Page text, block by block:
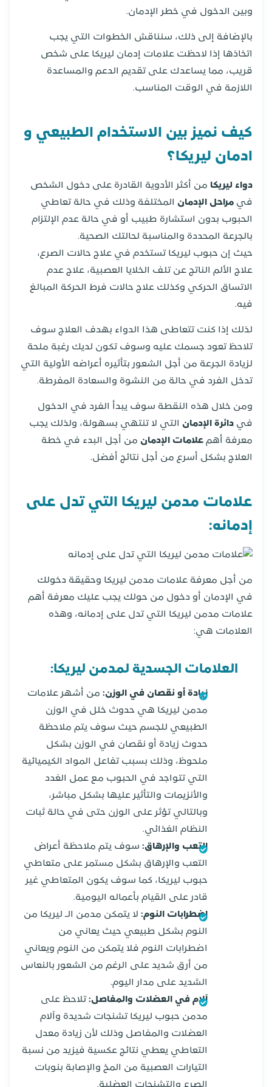
وبين الدخول في خطر الإدمان.
بالإضافة إلى ذلك، سنناقش الخطوات التي يجب
اتخاذها إذا لاحظت علامات إدمان ليريكا على شخص
قريب، مما يساعدك على تقديم الدعم والمساعدة
اللازمة في الوقت المناسب.
كيف نميز بين الاستخدام الطبيعي و
ادمان ليريكا؟
دواء ليريكا من أكثر الأدوية القادرة على دخول الشخص
في مراحل الإدمان المختلفة وذلك في حالة تعاطي
الحبوب بدون استشارة طبيب أو في حالة عدم الإلتزام
بالجرعة المحددة والمناسبة لحالتك الصحية.
حيث إن حبوب ليريكا تستخدم في علاج حالات الصرع،
علاج الألم الناتج عن تلف الخلايا العصبية، علاج عدم
الاتساق الحركي وكذلك علاج حالات فرط الحركة المبالغ
فيه.
لذلك إذا كنت تتعاطى هذا الدواء بهدف العلاج سوف
تلاحظ تعود جسمك عليه وسوف تكون لديك رغبة ملحة
لزيادة الجرعة من أجل الشعور بتأثيره أعراضه الأولية التي
تدخل الفرد في حالة من النشوة والسعادة المفرطة.
ومن خلال هذه النقطة سوف يبدأ الفرد في الدخول
في دائرة الإدمان التي لا تنتهي بسهولة، ولذلك يجب
معرفة أهم علامات الإدمان من أجل البدء في خطة
العلاج بشكل أسرع من أجل نتائج أفضل.
علامات مدمن ليريكا التي تدل على
إدمانه:
من أجل معرفة علامات مدمن ليريكا وحقيقة دخولك
في الإدمان أو دخول من حولك يجب عليك معرفة أهم
علامات مدمن ليريكا التي تدل على إدمانه، وهذه
العلامات هي:
العلامات الجسدية لمدمن ليريكا:
زيادة أو نقصان في الوزن:من أشهر علامات
مدمن ليريكا هي حدوث خلل في الوزن
الطبيعي للجسم حيث سوف يتم ملاحظة
حدوث زيادة أو نقصان في الوزن بشكل
ملحوظ، وذلك بسبب تفاعل المواد الكيميائية
التي تتواجد في الحبوب مع عمل الغدد
والأنزيمات والتأثير عليها بشكل مباشر،
وبالتالي تؤثر على الوزن حتى في حالة ثبات
النظام الغذائي.
التعب والإرهاق:سوف يتم ملاحظة أعراض
التعب والإرهاق بشكل مستمر على متعاطي
حبوب ليريكا، كما سوف يكون المتعاطي غير
قادر على القيام بأعماله اليومية.
اضطرابات النوم:لا يتمكن مدمن الـ ليريكا من
النوم بشكل طبيعي حيث يعاني من
اضطرابات النوم فلا يتمكن من النوم ويعاني
من أرق شديد على الرغم من الشعور بالنعاس
الشديد على مدار اليوم.
آلام في العضلات والمفاصل:تلاحظ على
مدمن حبوب ليريكا تشنجات شديدة وآلام
العضلات والمفاصل وذلك لأن زيادة معدل
التعاطي يعطي نتائج عكسية فيزيد من نسبة
التيارات العصبية من المخ والإصابة بنوبات
الصرع والتشنجات العضلية.